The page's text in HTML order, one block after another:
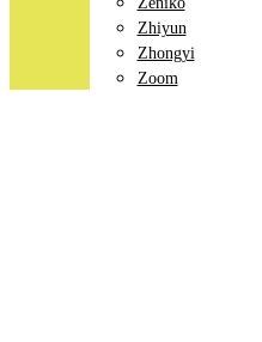
Zhiyun
Zhongyi
Zoom